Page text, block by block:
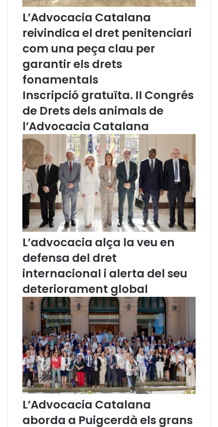
c
i
C
a
a
l
a
n
2
0
2
1
d
ó
R
o
o
L’Advocacia Catalana
reivindica el dret penitenciari
com una peça clau per
garantir els drets
fonamentals
Inscripció gratuïta. II Congrés
de Drets dels animals de
l’Advocacia Catalana
L’advocacia alça la veu en
defensa del dret
internacional i alerta del seu
deteriorament global
L’Advocacia Catalana
aborda a Puigcerdà els grans